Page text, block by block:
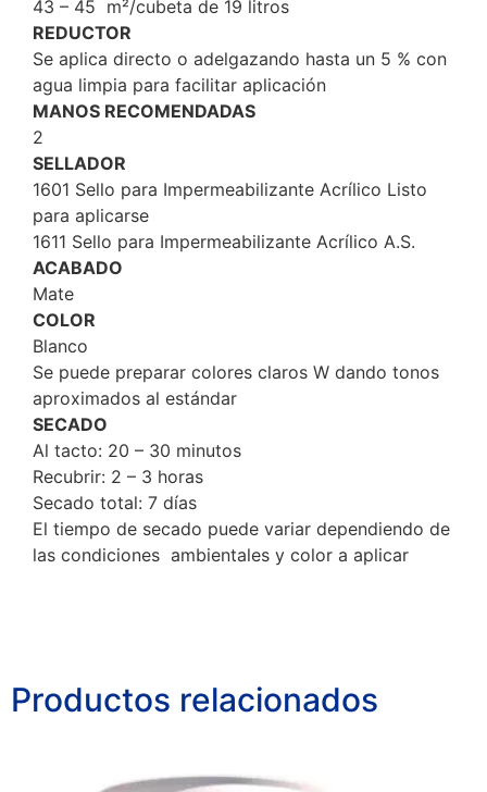
43 – 45 m²/cubeta de 19 litros
REDUCTOR
Se aplica directo o adelgazando hasta un 5 % con
agua limpia para facilitar aplicación
MANOS RECOMENDADAS
2
SELLADOR
1601 Sello para Impermeabilizante Acrílico Listo
para aplicarse
1611 Sello para Impermeabilizante Acrílico A.S.
ACABADO
Mate
COLOR
Blanco
Se puede preparar colores claros W dando tonos
aproximados al estándar
SECADO
Al tacto: 20 – 30 minutos
Recubrir: 2 – 3 horas
Secado total: 7 días
El tiempo de secado puede variar dependiendo de
las condiciones ambientales y color a aplicar
Productos relacionados